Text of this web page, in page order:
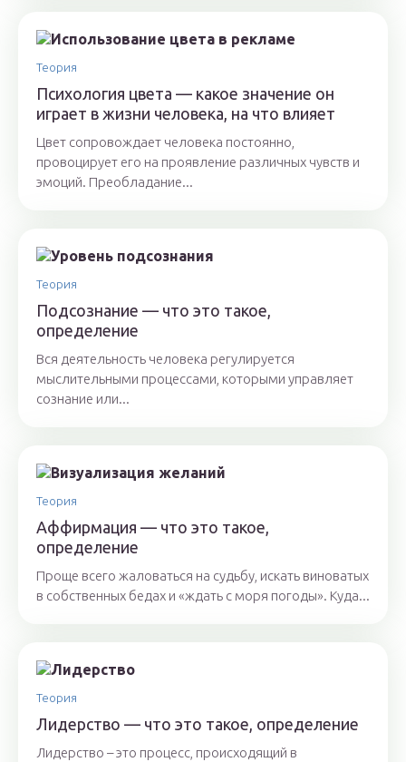
Теория
Психология цвета — какое значение он
играет в жизни человека, на что влияет
Цвет сопровождает человека постоянно,
провоцирует его на проявление различных чувств и
эмоций. Преобладание...
Теория
Подсознание — что это такое,
определение
Вся деятельность человека регулируется
мыслительными процессами, которыми управляет
сознание или...
Теория
Аффирмация — что это такое,
определение
Проще всего жаловаться на судьбу, искать виноватых
в собственных бедах и «ждать с моря погоды». Куда...
Теория
Лидерство — что это такое, определение
Лидерство – это процесс, происходящий в